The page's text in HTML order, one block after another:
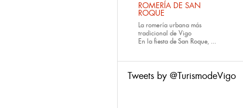
ROMERÍA DE SAN
ROQUE
La romería urbana más
tradicional de Vigo
En la fiesta de San Roque, ...
Tweets by @TurismodeVigo